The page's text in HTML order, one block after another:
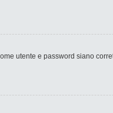
utente e password siano